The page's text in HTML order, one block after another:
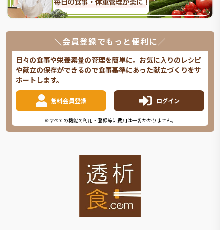
＼会員登録でもっと便利に／
日々の食事や栄養素量の管理を簡単に。お気に入りのレシピ
や献立の保存ができるので食事基準にあった献立づくりをサ
ポートします。
無料会員登録 ログイン
※すべての機能の利用・登録等に費用は一切かかりません。